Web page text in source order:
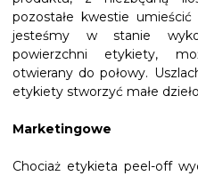
pozostałe kwestie
jesteśmy w stanie
powierzchni etykiety,
otwierany do połowy.
etykiety stworzyć małe
Marketingowe
Chociaż etykieta peel-off